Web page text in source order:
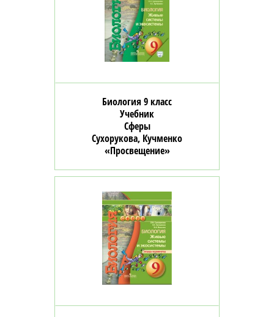
Биология 9 класс
Учебник
Сферы
Сухорукова, Кучменко
«Просвещение»